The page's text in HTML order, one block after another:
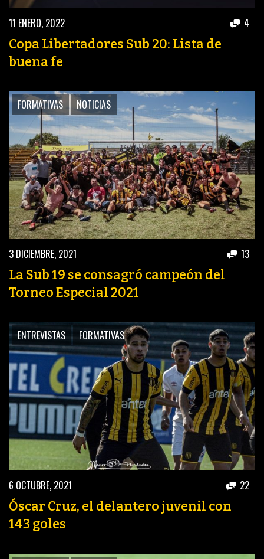
11 ENERO, 2022 4
Copa Libertadores Sub 20: Lista de
buena fe
FORMATIVAS NOTICIAS
3 DICIEMBRE, 2021 13
La Sub 19 se consagró campeón del
Torneo Especial 2021
ENTREVISTAS FORMATIVAS
6 OCTUBRE, 2021 22
Óscar Cruz, el delantero juvenil con
143 goles